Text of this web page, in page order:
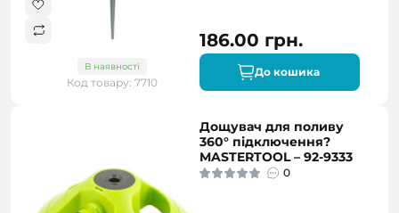
В наявності
Код товару: 7710
186.00 грн.
До кошика
Дощувач для поливу
360° підключення?
MASTERTOOL – 92-9333
0